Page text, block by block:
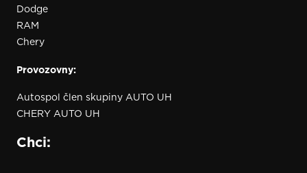
Dodge
RAM
Chery
Provozovny:
Autospol člen skupiny AUTO UH
CHERY AUTO UH
Chci: